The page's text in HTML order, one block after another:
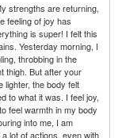
strengths are returning,
feeling of joy has
is super! I felt this
Yesterday morning, I
throbbing in the
thigh. But after your
lighter, the body felt
to what it was. I feel joy,
feel warmth in my body
into me, I am
lot of actions, even with